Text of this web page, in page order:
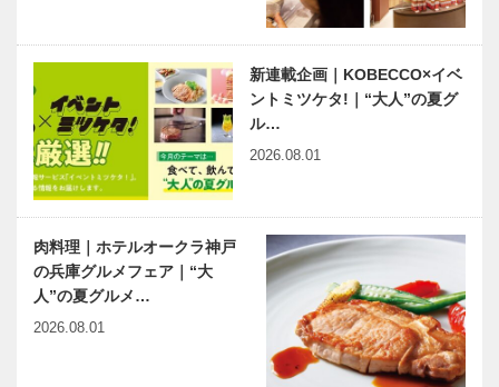
てほしい
『西宮能楽…
湯気の向こう
今月の映画
有馬温泉歴史
人物帖 ～其
～191…
ジア 第9回｜
ベトナム機械
Vol.9
新連載企画｜KOBECCO×イベ
ントミツケタ!｜“大人”の夏グ
ル…
2026.08.01
肉料理｜ホテルオークラ神戸
の兵庫グルメフェア｜“大
人”の夏グルメ…
2026.08.01